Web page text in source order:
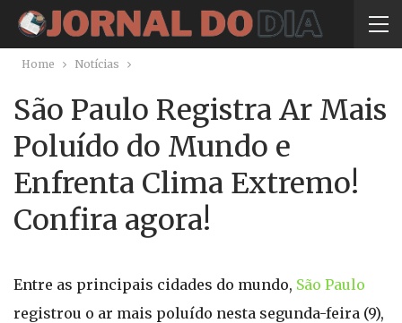
Home Notícias
São Paulo Registra Ar Mais
Poluído do Mundo e
Enfrenta Clima Extremo!
Confira agora!
Entre as principais cidades do mundo, São Paulo
registrou o ar mais poluído nesta segunda-feira (9),